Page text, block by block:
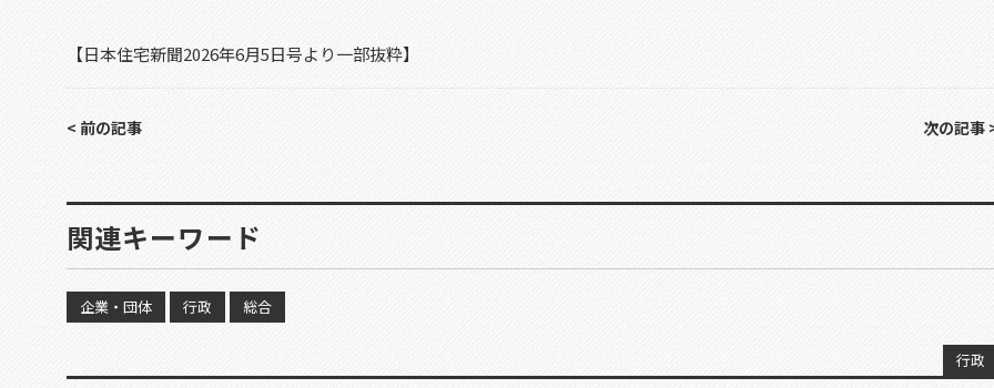
【日本住宅新聞2026年6月5日号より一部抜粋】
< 前の記事 次の記事
関連キーワード
企業・団体 行政 総合
行政